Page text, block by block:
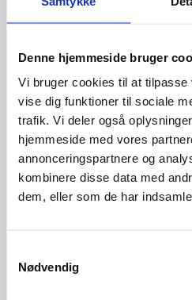
Denne hjemmeside bruger
Vi bruger cookies til at
vise dig funktioner til sociale
trafik. Vi deler også
hjemmeside med vores
annonceringspartnere og
kombinere disse data med
dem, eller som de har
Nødvendig
offentlige arrangementer –
Indvendigt indeholder
funktionelt køkken samt
handicapfaciliteter, der
for alle brugere.
Sundhuset er skabt som et
sted, hvor arkitektur og
fællesskab og funktionalitet